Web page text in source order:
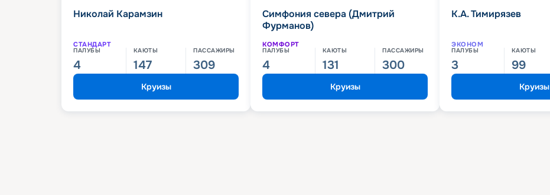
Николай Карамзин
СТАНДАРТ
ПАЛУБЫ
4
КАЮТЫ
147
ПАССАЖИРЫ
309
Круизы
Симфония севера (Дмитрий
Фурманов)
КОМФОРТ
ПАЛУБЫ
4
КАЮТЫ
131
ПАССАЖИРЫ
300
Круизы
К.А. Тимирязев
ЭКОНОМ
ПАЛУБЫ
3
КАЮТЫ
99
Круизы